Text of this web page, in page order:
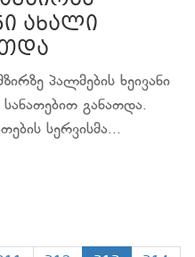
ახალი
პალმების ხეივანი
განათდა.
სერვისმა...